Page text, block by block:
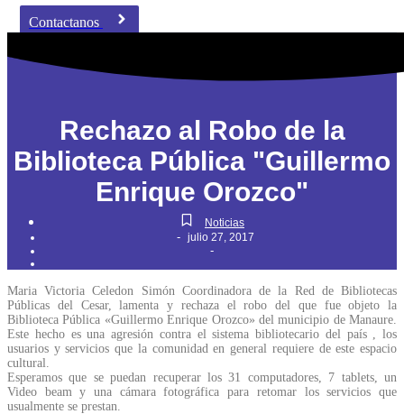
Contactanos
Rechazo al Robo de la
Biblioteca Pública "Guillermo
Enrique Orozco"
Noticias
- julio 27, 2017
-
Maria Victoria Celedon Simón Coordinadora de la Red de Bibliotecas
Públicas del Cesar, lamenta y rechaza el robo del que fue objeto la
Biblioteca Pública «Guillermo Enrique Orozco» del municipio de Manaure.
Este hecho es una agresión contra el sistema bibliotecario del país , los
usuarios y servicios que la comunidad en general requiere de este espacio
cultural.
Esperamos que se puedan recuperar los 31 computadores, 7 tablets, un
Video beam y una cámara fotográfica para retomar los servicios que
usualmente se prestan.